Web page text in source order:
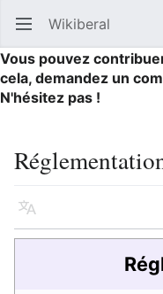
Ouvrir le menu principal Wikiberal
Vous pouvez
cela, demandez un
N'hésitez pas !
Langue